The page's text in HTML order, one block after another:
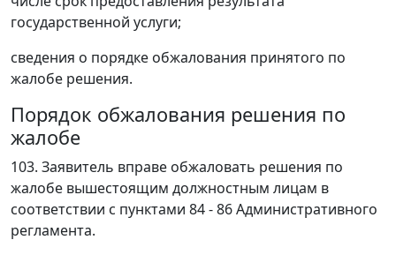
государственной услуги;
сведения о порядке обжалования принятого по
жалобе решения.
Порядок обжалования решения по
жалобе
103. Заявитель вправе обжаловать решения по
жалобе вышестоящим должностным лицам в
соответствии с пунктами 84 - 86 Административного
регламента.